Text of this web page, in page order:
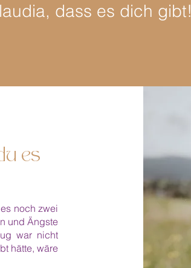
dass es dich gibt!
es
noch zwei
und Ängste
war nicht
hätte, wäre